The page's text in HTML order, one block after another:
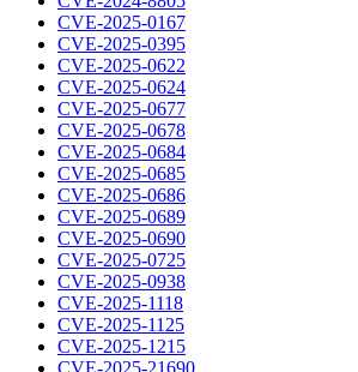
CVE-2025-0167
CVE-2025-0395
CVE-2025-0622
CVE-2025-0624
CVE-2025-0677
CVE-2025-0678
CVE-2025-0684
CVE-2025-0685
CVE-2025-0686
CVE-2025-0689
CVE-2025-0690
CVE-2025-0725
CVE-2025-0938
CVE-2025-1118
CVE-2025-1125
CVE-2025-1215
CVE-2025-21690